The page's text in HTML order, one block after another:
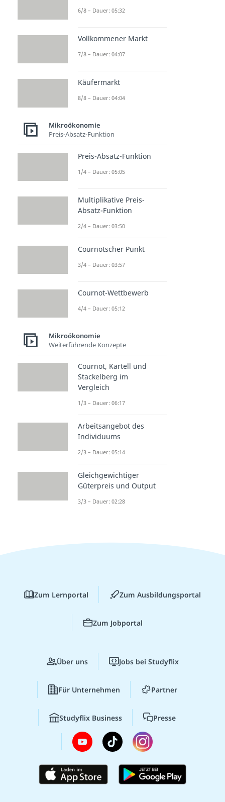
6/8 – Dauer: 05:32
Vollkommener Markt
7/8 – Dauer: 04:07
Käufermarkt
8/8 – Dauer: 04:04
Mikroökonomie
Preis-Absatz-Funktion
Preis-Absatz-Funktion
1/4 – Dauer: 05:05
Multiplikative Preis-
Absatz-Funktion
2/4 – Dauer: 03:50
Cournotscher Punkt
3/4 – Dauer: 03:57
Cournot-Wettbewerb
4/4 – Dauer: 05:12
Mikroökonomie
Weiterführende Konzepte
Cournot, Kartell und
Stackelberg im
Vergleich
1/3 – Dauer: 06:17
Arbeitsangebot des
Individuums
2/3 – Dauer: 05:14
Gleichgewichtiger
Güterpreis und Output
3/3 – Dauer: 02:28
Zum Lernportal Zum Ausbildungsportal
Zum Jobportal
Über uns Jobs bei Studyflix
Für Unternehmen Partner
Studyflix Business Presse